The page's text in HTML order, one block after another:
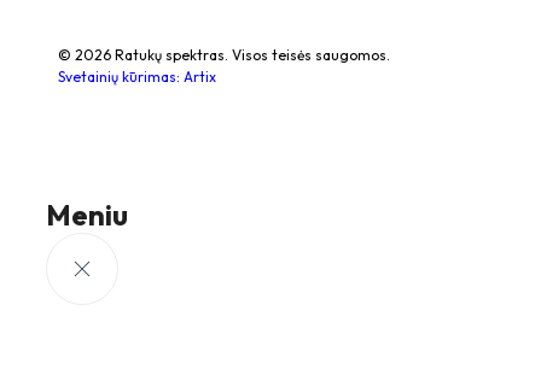
© 2026 Ratukų spektras. Visos teisės saugomos.
Svetainių kūrimas: Artix
Meniu